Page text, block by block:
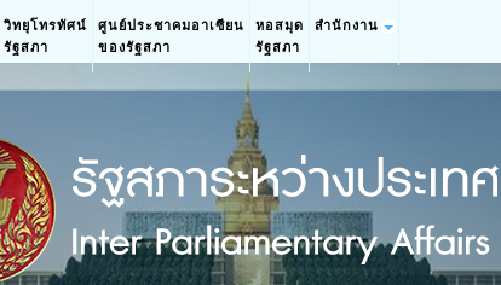
วิทยุโทรทัศน์
รัฐสภา
ศูนย์ประชาคมอาเซียน
ของรัฐสภา
หอสมุด
รัฐสภา
สำนักงาน